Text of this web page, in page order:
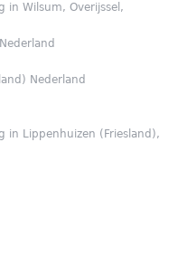
in Wilsum, Overijssel,
Nederland
in Lippenhuizen (Friesland),